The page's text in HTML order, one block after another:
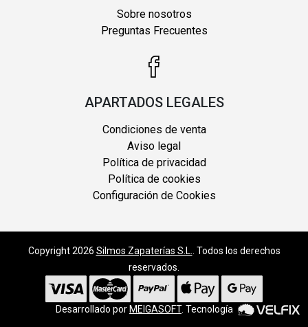
Sobre nosotros
Preguntas Frecuentes
APARTADOS LEGALES
Condiciones de venta
Aviso legal
Política de privacidad
Política de cookies
Configuración de Cookies
Copyright 2026 Silmos Zapaterías S.L.
. Todos los derechos
reservados.
Desarrollado por MEIGASOFT. Tecnología